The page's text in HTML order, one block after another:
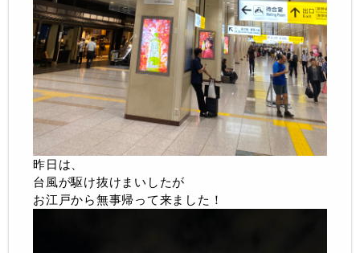
昨日は、
台風が駆け抜けまいしたが
お江戸から無事帰って来ました！